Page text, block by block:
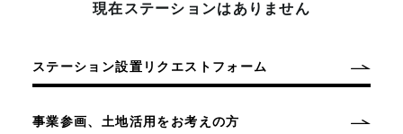
現在ステーションはありません
ステーション設置リクエストフォーム
事業参画、土地活用をお考えの方